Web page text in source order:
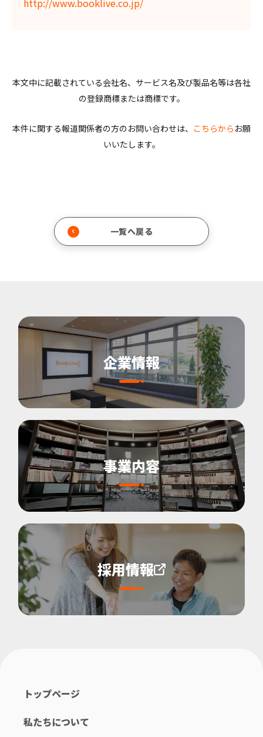
http://www.booklive.co.jp/
本文中に記載されている会社名、サービス名及び製品名等は各社
の登録商標または商標です。
本件に関する報道関係者の方のお問い合わせは、 こちらから お願
いいたします。
一覧へ戻る
企業情報
事業内容
採用情報
トップページ
私たちについて